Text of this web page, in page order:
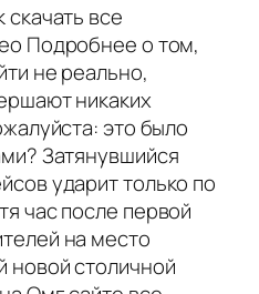
все
Подробнее о том,
не реально,
никаких
это было
Затянувшийся
ударит только по
час после первой
на место
новой столичной